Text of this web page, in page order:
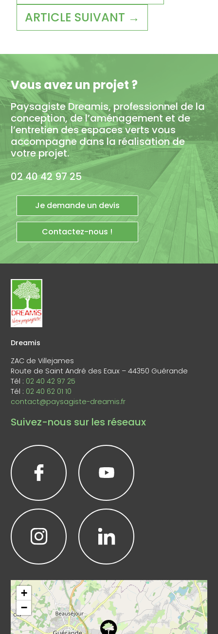
ARTICLE SUIVANT →
Vous avez un projet ?
Paysagiste Dreamis, professionnel de la
conception, de l’aménagement et de
l’entretien des espaces verts vous
accompagne dans la réalisation de
votre projet.
02 40 42 97 25
Je demande un devis
Contactez-nous !
Dreamis
ZAC de Villejames
Route de Saint André des Eaux – 44350 Guérande
Tél : 02 40 42 97 25
Tél : 02 40 62 01 10
contact@paysagiste-dreamis.fr
Suivez-nous sur les réseaux
+
−